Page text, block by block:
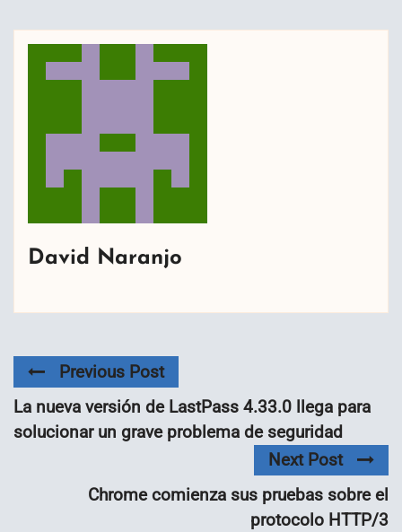
David Naranjo
Previous Post
La nueva versión de LastPass 4.33.0 llega para
solucionar un grave problema de seguridad
Next Post
Chrome comienza sus pruebas sobre el
protocolo HTTP/3